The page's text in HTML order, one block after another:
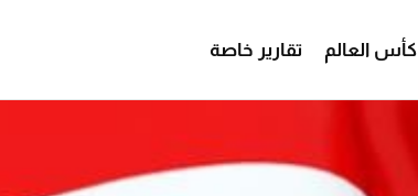
كأس العالم تقارير خاصة